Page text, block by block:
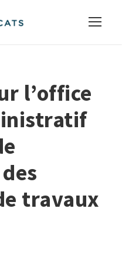
l’office
travaux